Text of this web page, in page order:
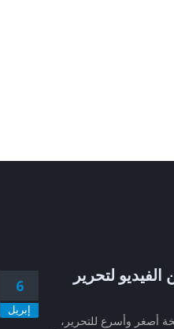
6
إبريل
لتحرير
أصغر وأسرع للتحرير،